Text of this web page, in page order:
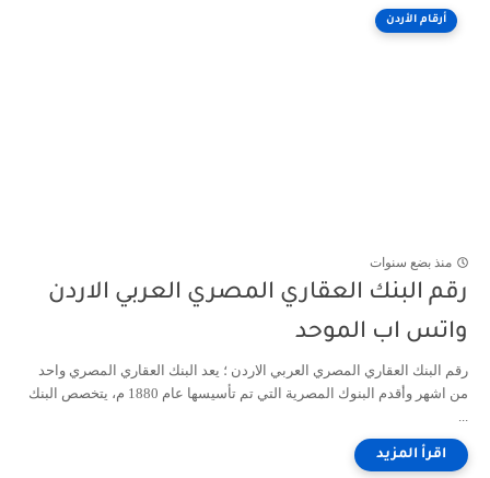
أرقام الأردن
منذ بضع سنوات
رقم البنك العقاري المصري العربي الاردن
واتس اب الموحد
رقم البنك العقاري المصري العربي الاردن ؛ يعد البنك العقاري المصري واحد
من اشهر وأقدم البنوك المصرية التي تم تأسيسها عام 1880 م، يتخصص البنك